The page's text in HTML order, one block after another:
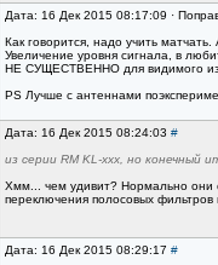
Дата: 16 Дек 2015 08:17:09 ·
Как говорится, надо учить
Увеличение уровня сигнала, в
НЕ СУЩЕСТВЕННО для видимого
PS Лучше с антеннами
Дата: 16 Дек 2015 08:24:03 #
из серии RM KL-ххх, но конечный
Хмм... чем удивит? Нормально они
переключения полосовых
Дата: 16 Дек 2015 08:29:17 #